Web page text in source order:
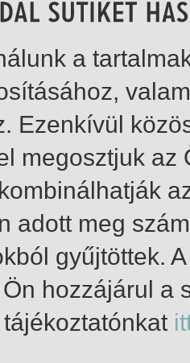
a
Ezenkívül
megosztjuk
adott meg
gyűjtöttek.
hozzájárul a